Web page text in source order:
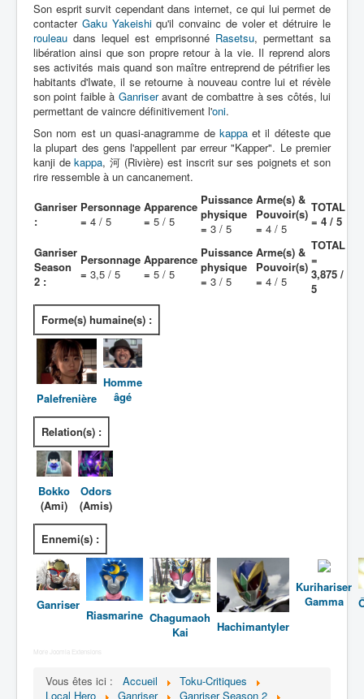
Déguisements
_
[]
_
Généralités
Membres
Son esprit survit cependant dans internet, ce qui lui permet de
contacter Gaku Yakeishiqu'il convainc de voler et détruire le
rouleau dans lequel est emprisonné Rasetsu, permettant sa
libération ainsi que son propre retour à la vie. Il reprend alors
ses activités mais quand son maître entreprend de pétrifier les
habitants d'Iwate, il se retourne à nouveau contre lui et révèle
son point faible à Ganriseravant de combattre à ses côtés, lui
permettant de vaincre définitivement l'oni.
Son nom est un quasi-anagramme de kappaet il déteste que
la plupart des gens l'appellent par erreur "Kapper". Le premier
kanji dekappa, 河 (Rivière) est inscrit sur ses poignets et son
rire ressemble à un cancanement.
Ganriser
:
Personnage
= 4 / 5
Apparence
= 5 / 5
Puissance
physique
= 3 / 5
Arme(s) &
Pouvoir(s)
= 4 / 5
TOTAL
= 4 / 5
Ganriser
Season
2 :
Personnage
= 3,5 / 5
Apparence
= 5 / 5
Puissance
physique
= 3 / 5
Arme(s) &
Pouvoir(s)
= 4 / 5
TOTAL
=
3,875 /
5
Forme(s) humaine(s) :
Palefrenière
Homme
âgé
Relation(s) :
Bokko
(Ami)
Odors
(Amis)
Ennemi(s) :
Ganriser
Riasmarine Chagumaoh
Kai
Hachimantyler
Kurihariser
Gamma
More Joomla Extensions
Vous êtes ici : Accueil
Toku-Critiques
Local Hero
Ganriser Ganriser Season 2